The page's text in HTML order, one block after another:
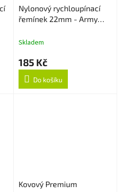
Nylonový rychloupínací
řemínek 22mm - Army
Skladem
185 Kč
Do košíku
Kovový Premium